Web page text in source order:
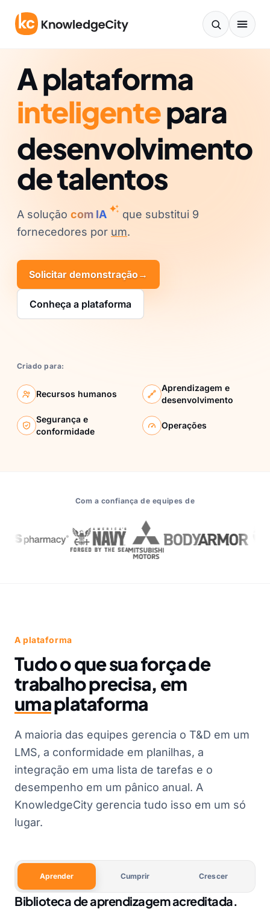
A plataforma
inteligentepara
desenvolvimento
de talentos
A solução com IA
que substitui 9
fornecedores por um.
Solicitar demonstração→
Conheça a plataforma
Criado para:
Recursos humanos
Aprendizagem e
desenvolvimento
Segurança e
conformidade
Operações
Com a confiança de equipes de
A plataforma
Tudo o que sua força de
trabalho precisa, em
umaplataforma
A maioria das equipes gerencia o T&D em um
LMS, a conformidade em planilhas, a
integração em uma lista de tarefas e o
desempenho em um pânico anual. A
KnowledgeCity gerencia tudo isso em um só
lugar.
Aprender Cumprir Crescer
Biblioteca de aprendizagem acreditada.